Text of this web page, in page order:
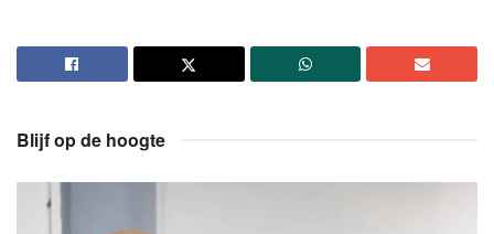
Blijf op de hoogte